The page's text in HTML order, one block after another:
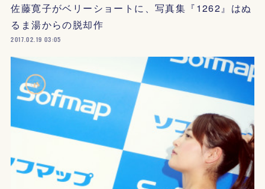
佐藤寛子がベリーショートに、写真集『1262』はぬ
るま湯からの脱却作
2017.02.19 03:05